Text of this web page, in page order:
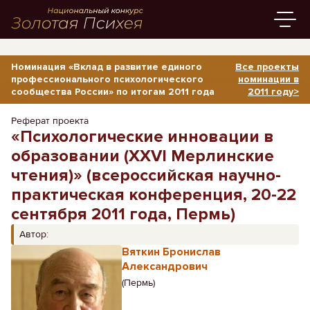
Номинация «Вклад в развитие единого
профессионального психологического
сообщества России» по итогам 2011 года
Все проекты
номинации в
2011 году>
Реферат проекта
«Психологические инновации в
образовании (XXVI Мерлинские
чтения)» (всероссийская научно-
практическая конференция, 20-22
сентября 2011 года, Пермь)
Автор:
Вяткин Бронислав
Александрович
(Пермь)